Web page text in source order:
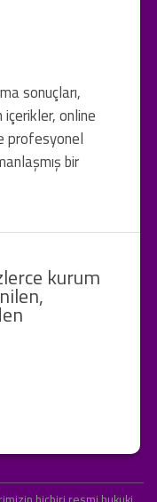
sonuçları,
online
profesyonel
bir
kurum